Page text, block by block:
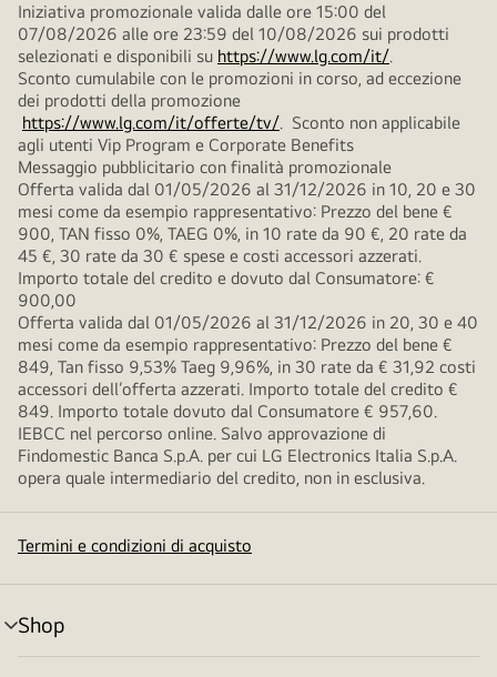
Iniziativa promozionale valida dalle ore 15:00 del
07/08/2026 alle ore 23:59 del 10/08/2026 sui prodotti
selezionati e disponibili su https://www.lg.com/it/.
Sconto cumulabile con le promozioni in corso, ad eccezione
dei prodotti della promozione
https://www.lg.com/it/offerte/tv/. Sconto non applicabile
agli utenti Vip Program e Corporate Benefits
Messaggio pubblicitario con finalità promozionale
Offerta valida dal 01/05/2026 al 31/12/2026 in 10, 20 e 30
mesi come da esempio rappresentativo: Prezzo del bene €
900, TAN fisso 0%, TAEG 0%, in 10 rate da 90 €, 20 rate da
45 €, 30 rate da 30 € spese e costi accessori azzerati.
Importo totale del credito e dovuto dal Consumatore: €
900,00
Offerta valida dal 01/05/2026 al 31/12/2026 in 20, 30 e 40
mesi come da esempio rappresentativo: Prezzo del bene €
849, Tan fisso 9,53% Taeg 9,96%, in 30 rate da € 31,92 costi
accessori dell’offerta azzerati. Importo totale del credito €
849. Importo totale dovuto dal Consumatore € 957,60.
IEBCC nel percorso online. Salvo approvazione di
Findomestic Banca S.p.A. per cui LG Electronics Italia S.p.A.
opera quale intermediario del credito, non in esclusiva.
Termini e condizioni di acquisto
Shop
Attivazione
menu